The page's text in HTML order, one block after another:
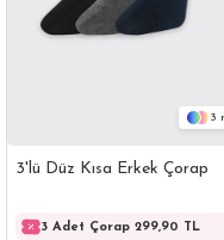
3
3'lü Düz Kısa Erkek Çorap
3 Adet Çorap 299,90 TL